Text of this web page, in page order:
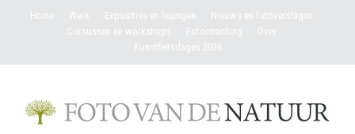
Home Werk Exposities en lezingen
Nieuws en fotoverslagen
Cursussen en workshops
Fotocoaching
Over
Kunstfietsdagen 2026